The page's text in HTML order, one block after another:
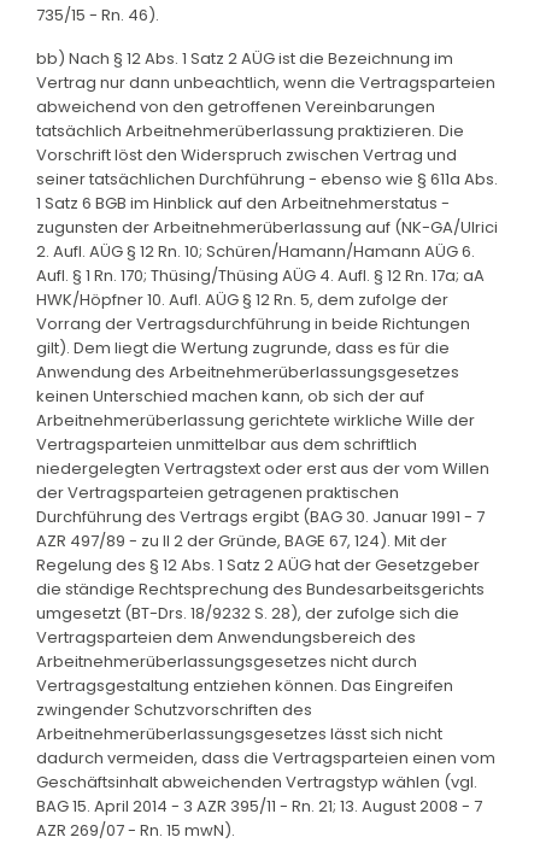
735/15 - Rn. 46).
bb) Nach § 12 Abs. 1 Satz 2 AÜG ist die Bezeichnung im
Vertrag nur dann unbeachtlich, wenn die Vertragsparteien
abweichend von den getroffenen Vereinbarungen
tatsächlich Arbeitnehmerüberlassung praktizieren. Die
Vorschrift löst den Widerspruch zwischen Vertrag und
seiner tatsächlichen Durchführung - ebenso wie § 611a Abs.
1 Satz 6 BGB im Hinblick auf den Arbeitnehmerstatus -
zugunsten der Arbeitnehmerüberlassung auf (NK-GA/Ulrici
2. Aufl. AÜG § 12 Rn. 10; Schüren/Hamann/Hamann AÜG 6.
Aufl. § 1 Rn. 170; Thüsing/Thüsing AÜG 4. Aufl. § 12 Rn. 17a; aA
HWK/Höpfner 10. Aufl. AÜG § 12 Rn. 5, dem zufolge der
Vorrang der Vertragsdurchführung in beide Richtungen
gilt). Dem liegt die Wertung zugrunde, dass es für die
Anwendung des Arbeitnehmerüberlassungsgesetzes
keinen Unterschied machen kann, ob sich der auf
Arbeitnehmerüberlassung gerichtete wirkliche Wille der
Vertragsparteien unmittelbar aus dem schriftlich
niedergelegten Vertragstext oder erst aus der vom Willen
der Vertragsparteien getragenen praktischen
Durchführung des Vertrags ergibt (BAG 30. Januar 1991 - 7
AZR 497/89 - zu II 2 der Gründe, BAGE 67, 124). Mit der
Regelung des § 12 Abs. 1 Satz 2 AÜG hat der Gesetzgeber
die ständige Rechtsprechung des Bundesarbeitsgerichts
umgesetzt (BT-Drs. 18/9232 S. 28), der zufolge sich die
Vertragsparteien dem Anwendungsbereich des
Arbeitnehmerüberlassungsgesetzes nicht durch
Vertragsgestaltung entziehen können. Das Eingreifen
zwingender Schutzvorschriften des
Arbeitnehmerüberlassungsgesetzes lässt sich nicht
dadurch vermeiden, dass die Vertragsparteien einen vom
Geschäftsinhalt abweichenden Vertragstyp wählen (vgl.
BAG 15. April 2014 - 3 AZR 395/11 - Rn. 21; 13. August 2008 - 7
AZR 269/07 - Rn. 15 mwN).